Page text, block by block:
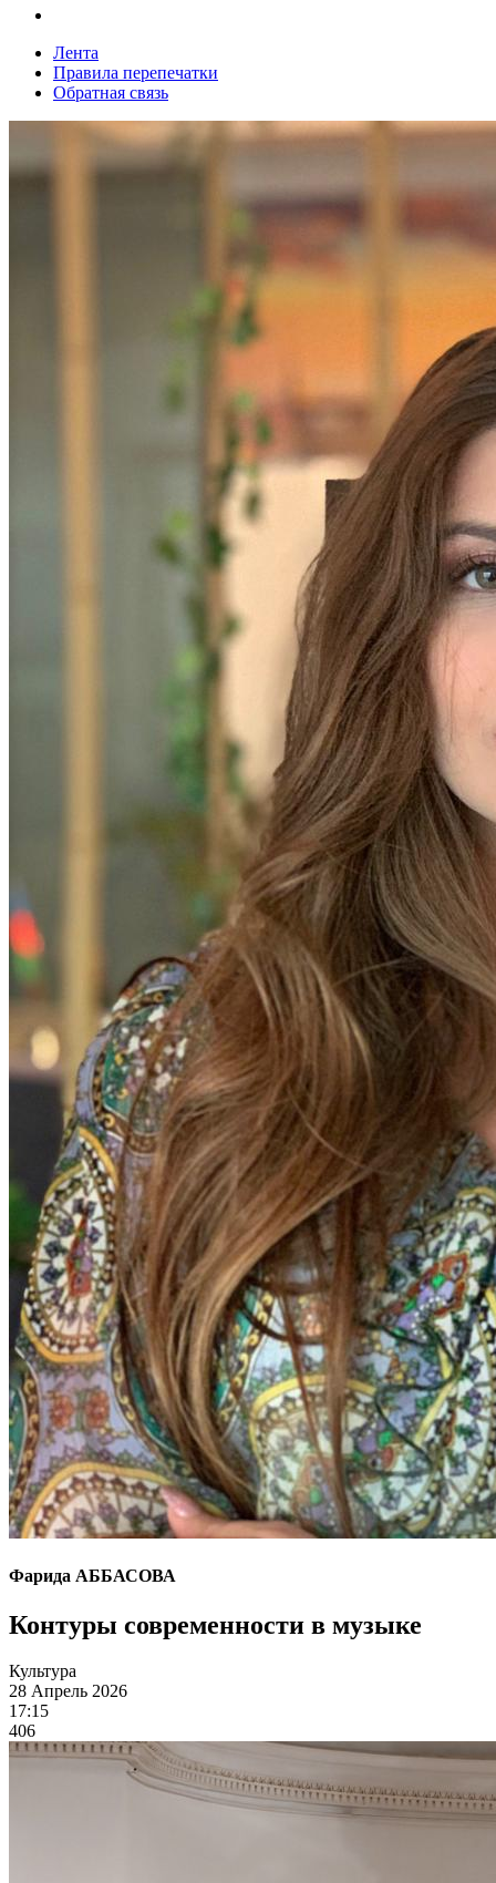
Лента
Правила перепечатки
Обратная связь
Фарида АББАСОВА
Контуры современности в музыке
Культура
28 Апрель 2026
17:15
406